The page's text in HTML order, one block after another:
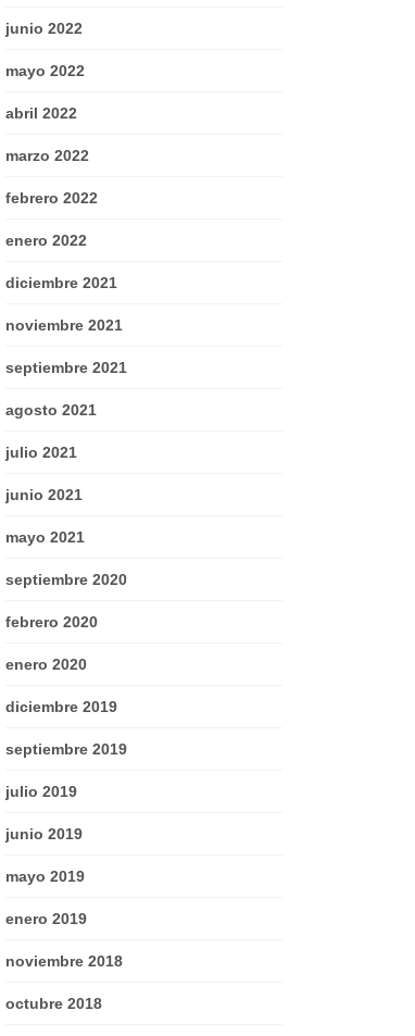
junio 2022
mayo 2022
abril 2022
marzo 2022
febrero 2022
enero 2022
diciembre 2021
noviembre 2021
septiembre 2021
agosto 2021
julio 2021
junio 2021
mayo 2021
septiembre 2020
febrero 2020
enero 2020
diciembre 2019
septiembre 2019
julio 2019
junio 2019
mayo 2019
enero 2019
noviembre 2018
octubre 2018